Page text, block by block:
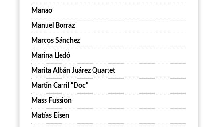
Manao
Manuel Borraz
Marcos Sánchez
Marina Lledó
Marita Albán Juárez Quartet
Martin Carril “Doc”
Mass Fussion
Matías Eisen